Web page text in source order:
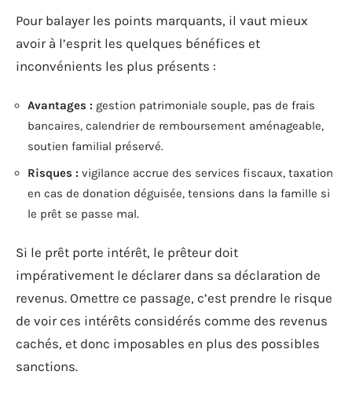
Pour balayer les points marquants, il vaut mieux
avoir à l’esprit les quelques bénéfices et
inconvénients les plus présents :
Avantages : gestion patrimoniale souple, pas de frais
bancaires, calendrier de remboursement aménageable,
soutien familial préservé.
Risques : vigilance accrue des services fiscaux, taxation
en cas de donation déguisée, tensions dans la famille si
le prêt se passe mal.
Si le prêt porte intérêt, le prêteur doit
impérativement le déclarer dans sa déclaration de
revenus. Omettre ce passage, c’est prendre le risque
de voir ces intérêts considérés comme des revenus
cachés, et donc imposables en plus des possibles
sanctions.